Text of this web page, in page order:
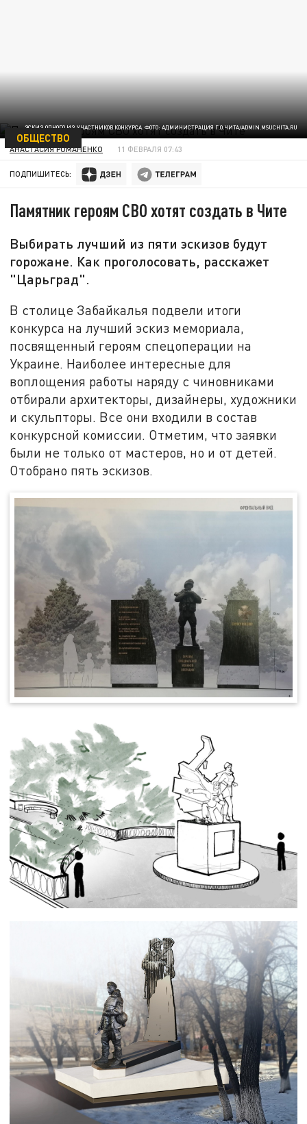
ЭСКИЗ ОДНОГО ИЗ УЧАСТНИКОВ КОНКУРСА. ФОТО: АДМИНИСТРАЦИЯ Г.О.ЧИТА/ADMIN.MSUCHITA.RU
ОБЩЕСТВО
АНАСТАСИЯ РОМАНЕНКО 11 ФЕВРАЛЯ 07:43
ПОДПИШИТЕСЬ:
Памятник героям СВО хотят создать в Чите
Выбирать лучший из пяти эскизов будут
горожане. Как проголосовать, расскажет
"Царьград".
В столице Забайкалья подвели итоги
конкурса на лучший эскиз мемориала,
посвященный героям спецоперации на
Украине. Наиболее интересные для
воплощения работы наряду с чиновниками
отбирали архитекторы, дизайнеры, художники
и скульпторы. Все они входили в состав
конкурсной комиссии. Отметим, что заявки
были не только от мастеров, но и от детей.
Отобрано пять эскизов.